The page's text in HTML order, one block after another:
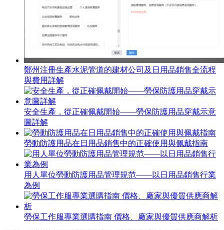
鄭州注冊生產水泥管道的建材公司及日用品銷售全流程
與費用詳解
安全生產，從正確佩戴開始——勞保防護用品穿戴示意
圖詳解
勞動防護用品在日用品銷售中的正確使用與佩戴指南
用人單位勞動防護用品管理規范——以日用品銷售行業
為例
勞保工作服專業選購指南 價格、廠家與優質供應商解析